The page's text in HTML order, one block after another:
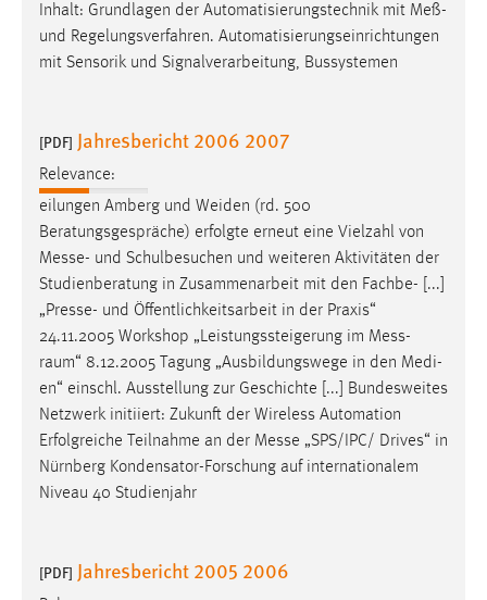
Inhalt: Grundlagen der Automatisierungstechnik mit Meß-
und Regelungsverfahren. Automatisierungseinrichtungen
mit Sensorik und Signalverarbeitung, Bussystemen
[PDF] Jahresbericht 2006 2007
Relevance:
eilungen Amberg und Weiden (rd. 500
Beratungsgespräche) erfolgte erneut eine Vielzahl von
Messe- und Schulbesuchen und weiteren Aktivitäten der
Studienberatung in Zusammenarbeit mit den Fachbe- [...]
„Presse- und Öffentlichkeitsarbeit in der Praxis“
24.11.2005 Workshop „Leistungssteigerung im Mess-
raum“ 8.12.2005 Tagung „Ausbildungswege in den Medi-
en“ einschl. Ausstellung zur Geschichte [...] Bundesweites
Netzwerk initiiert: Zukunft der Wireless Automation
Erfolgreiche Teilnahme an der Messe „SPS/IPC/ Drives“ in
Nürnberg Kondensator-Forschung auf internationalem
Niveau 40 Studienjahr
[PDF] Jahresbericht 2005 2006